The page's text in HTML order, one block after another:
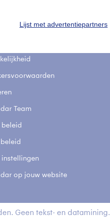
Lijst met advertentiepartners
vragen
Team
beleid
instellingen
op jouw website
Geen tekst- en datamining.